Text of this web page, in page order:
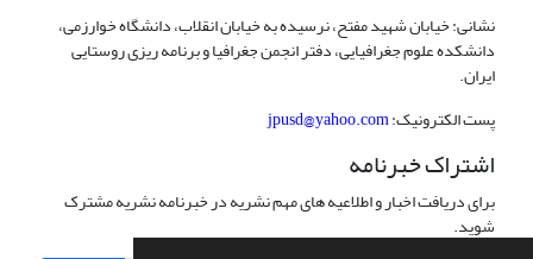
نشانی: خیابان شهید مفتح، نرسیده به خیابان انقلاب، دانشگاه خوارزمی،
دانشکده علوم جغرافیایی، دفتر انجمن جغرافیا و برنامه ریزی روستایی
ایران.
پست الکترونیک:jpusd@yahoo.com
اشتراک خبرنامه
برای دریافت اخبار و اطلاعیه های مهم نشریه در خبرنامه نشریه مشترک
شوید.